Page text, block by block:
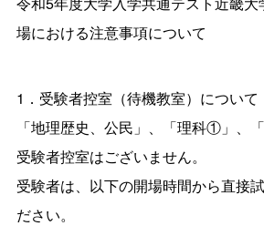
場における注意事項について
1．受験者控室（待機教室）について
「地理歴史、公民」、「理科①」、
受験者控室はございません。
受験者は、以下の開場時間から直接
ださい。